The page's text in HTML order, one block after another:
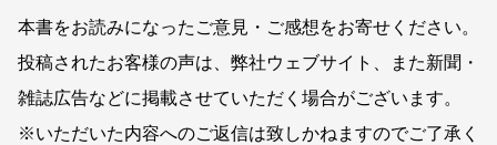
本書をお読みになったご意見・ご感想をお寄せください。
投稿されたお客様の声は、弊社ウェブサイト、また新聞・
雑誌広告などに掲載させていただく場合がございます。
※いただいた内容へのご返信は致しかねますのでご了承く